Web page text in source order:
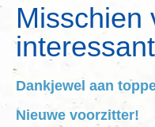
Misschien
Dankjewel aan
Nieuwe voorzitter!